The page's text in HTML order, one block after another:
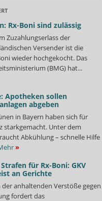
Rx-Boni sind zulässig
Zuzahlungserlass der
Versender ist die
wieder hochgekocht. Das
(BMG) hat...
Apotheken sollen
abgeben
in Bayern haben sich für
starkgemacht. Unter dem
Abkühlung – schnelle Hilfe
»
für Rx-Boni: GKV
an Gerichte
der anhaltenden Verstöße gegen
fordert das